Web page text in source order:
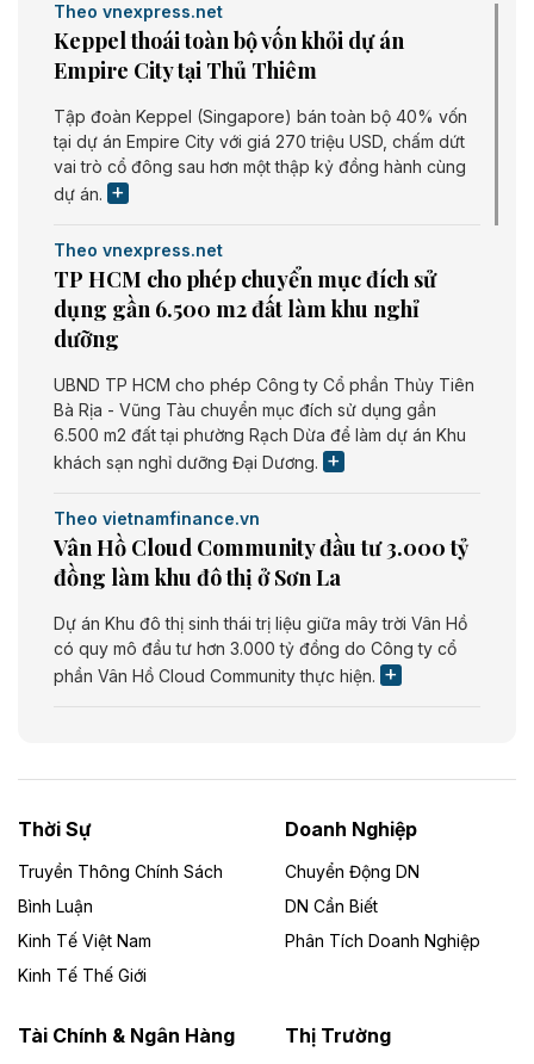
Theo vnexpress.net
Keppel thoái toàn bộ vốn khỏi dự án
Empire City tại Thủ Thiêm
Tập đoàn Keppel (Singapore) bán toàn bộ 40% vốn
tại dự án Empire City với giá 270 triệu USD, chấm dứt
vai trò cổ đông sau hơn một thập kỷ đồng hành cùng
dự án.
Theo vnexpress.net
TP HCM cho phép chuyển mục đích sử
dụng gần 6.500 m2 đất làm khu nghỉ
dưỡng
UBND TP HCM cho phép Công ty Cổ phần Thủy Tiên
Bà Rịa - Vũng Tàu chuyển mục đích sử dụng gần
6.500 m2 đất tại phường Rạch Dừa để làm dự án Khu
khách sạn nghỉ dưỡng Đại Dương.
Theo vietnamfinance.vn
Vân Hồ Cloud Community đầu tư 3.000 tỷ
đồng làm khu đô thị ở Sơn La
Dự án Khu đô thị sinh thái trị liệu giữa mây trời Vân Hồ
có quy mô đầu tư hơn 3.000 tỷ đồng do Công ty cổ
phần Vân Hồ Cloud Community thực hiện.
Dự án Nhà máy xử lý rác và phát điện Bắc Giang do
Công ty TNHH Năng lượng môi trường Bắc Giang làm
Theo vietnamfinance.vn
Đức Long Gia Lai mở rộng ‘hệ sinh thái’
Lai
Thời Sự
Truyền Thông Chính Sách
Bình Luận
Kinh Tế Việt Nam
Kinh Tế Thế Giới
Doanh Nghiệp
Chuyển Động DN
DN Cần Biết
Phân Tích Doanh Nghiệp
Tài Chính & Ngân Hàng Thị Trường